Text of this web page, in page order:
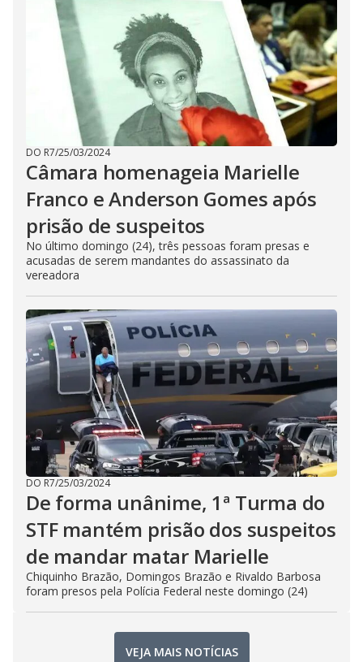
DO R7/25/03/2024
Câmara homenageia Marielle
Franco e Anderson Gomes após
prisão de suspeitos
No último domingo (24), três pessoas foram presas e
acusadas de serem mandantes do assassinato da
vereadora
DO R7/25/03/2024
De forma unânime, 1ª Turma do
STF mantém prisão dos suspeitos
de mandar matar Marielle
Chiquinho Brazão, Domingos Brazão e Rivaldo Barbosa
foram presos pela Polícia Federal neste domingo (24)
VEJA MAIS NOTÍCIAS